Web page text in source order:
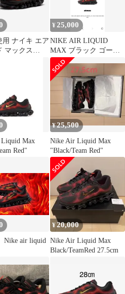
用 ナイキ エア
マックス
¥25,000
NIKE AIR LIQUID
MAX ブラック ゴール
ド レッド
Max
Red"
¥25,500
Nike Air Liquid Max
"Black/Team Red"
Nike air liquid
¥20,000
Nike Air Liquid Max
Black/TeamRed 27.5cm